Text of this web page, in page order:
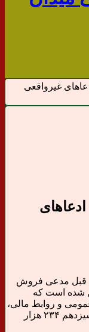
غیرواقعی
قبل مدعی فروش
شده است که
و روابط مالی،
نشان می‌دهد میزان فروش اوراق در دولت سیزدهم ۲۳۴ هزار